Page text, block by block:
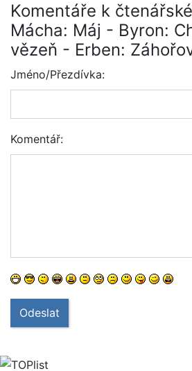
Komentáře k
Mácha: Máj - Byron:
vězeň - Erben:
Jméno/Přezdívka:
Komentář:
Odeslat